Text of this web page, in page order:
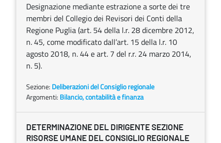
Designazione mediante estrazione a sorte dei tre
membri del Collegio dei Revisori dei Conti della
Regione Puglia (art. 54 della l.r. 28 dicembre 2012,
n. 45, come modificato dall’art. 15 della l.r. 10
agosto 2018, n. 44 e art. 7 del r.r. 24 marzo 2014,
n. 5).
Sezione: Deliberazioni del Consiglio regionale
Argomenti: Bilancio, contabilità e finanza
DETERMINAZIONE DEL DIRIGENTE SEZIONE
RISORSE UMANE DEL CONSIGLIO REGIONALE